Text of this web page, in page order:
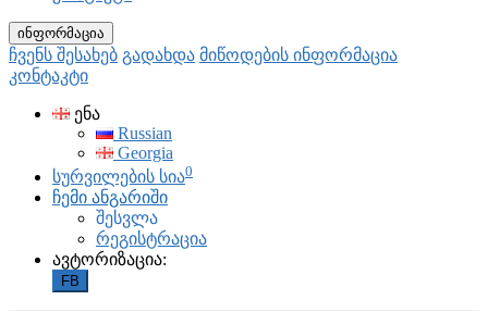
ინფორმაცია
ჩვენს შესახებ გადახდა მიწოდების ინფორმაცია
კონტაკტი
ენა
Russian
Georgia
სურვილების სია0
ჩემი ანგარიში
შესვლა
რეგისტრაცია
ავტორიზაცია:
FB